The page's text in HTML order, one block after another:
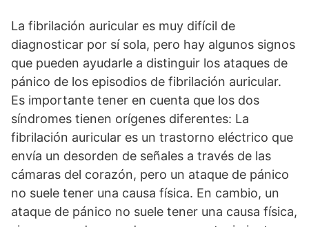
La fibrilación auricular es muy difícil de
diagnosticar por sí sola, pero hay algunos signos
que pueden ayudarle a distinguir los ataques de
pánico de los episodios de fibrilación auricular.
Es importante tener en cuenta que los dos
síndromes tienen orígenes diferentes: La
fibrilación auricular es un trastorno eléctrico que
envía un desorden de señales a través de las
cámaras del corazón, pero un ataque de pánico
no suele tener una causa física. En cambio, un
ataque de pánico no suele tener una causa física,